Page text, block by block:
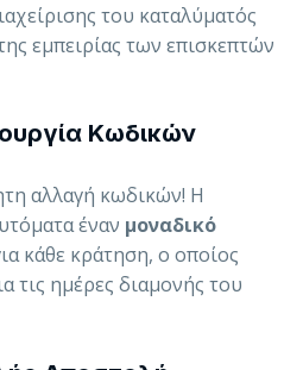
του καταλύματός
εμπειρίας των επισκεπτών
Κωδικών
αλλαγή κωδικών! Η
έναν μοναδικό
κάθε κράτηση, ο οποίος
τις ημέρες διαμονής του